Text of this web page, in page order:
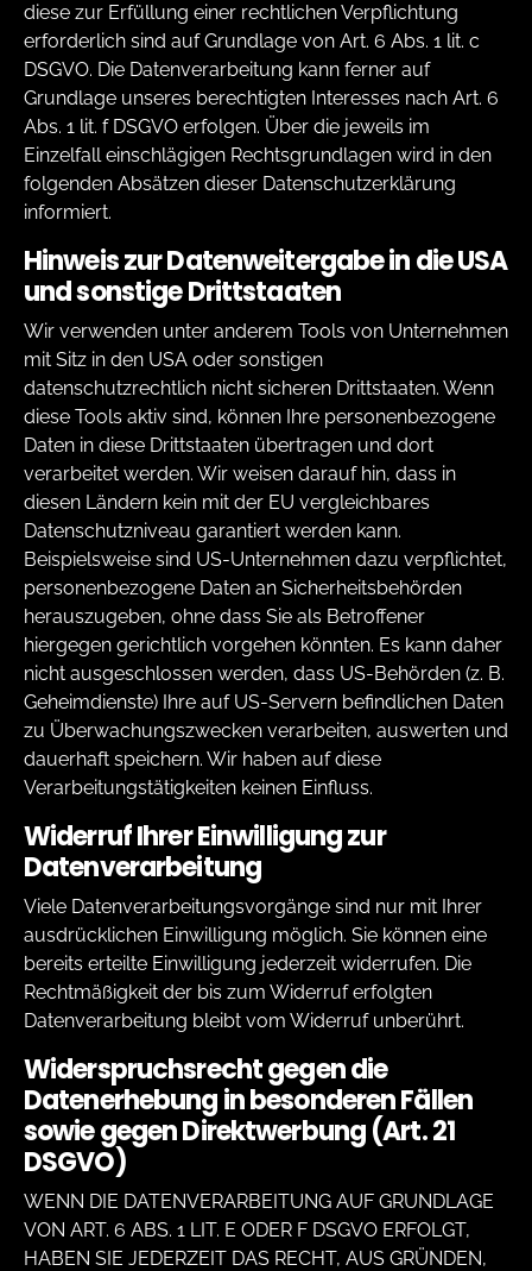
diese zur Erfüllung einer rechtlichen Verpflichtung
erforderlich sind auf Grundlage von Art. 6 Abs. 1 lit. c
DSGVO. Die Datenverarbeitung kann ferner auf
Grundlage unseres berechtigten Interesses nach Art. 6
Abs. 1 lit. f DSGVO erfolgen. Über die jeweils im
Einzelfall einschlägigen Rechtsgrundlagen wird in den
folgenden Absätzen dieser Datenschutzerklärung
informiert.
Hinweis zur Datenweitergabe in die USA
und sonstige Drittstaaten
Wir verwenden unter anderem Tools von Unternehmen
mit Sitz in den USA oder sonstigen
datenschutzrechtlich nicht sicheren Drittstaaten. Wenn
diese Tools aktiv sind, können Ihre personenbezogene
Daten in diese Drittstaaten übertragen und dort
verarbeitet werden. Wir weisen darauf hin, dass in
diesen Ländern kein mit der EU vergleichbares
Datenschutzniveau garantiert werden kann.
Beispielsweise sind US-Unternehmen dazu verpflichtet,
personenbezogene Daten an Sicherheitsbehörden
herauszugeben, ohne dass Sie als Betroffener
hiergegen gerichtlich vorgehen könnten. Es kann daher
nicht ausgeschlossen werden, dass US-Behörden (z. B.
Geheimdienste) Ihre auf US-Servern befindlichen Daten
zu Überwachungszwecken verarbeiten, auswerten und
dauerhaft speichern. Wir haben auf diese
Verarbeitungstätigkeiten keinen Einfluss.
Widerruf Ihrer Einwilligung zur
Datenverarbeitung
Viele Datenverarbeitungsvorgänge sind nur mit Ihrer
ausdrücklichen Einwilligung möglich. Sie können eine
bereits erteilte Einwilligung jederzeit widerrufen. Die
Rechtmäßigkeit der bis zum Widerruf erfolgten
Datenverarbeitung bleibt vom Widerruf unberührt.
Widerspruchsrecht gegen die
Datenerhebung in besonderen Fällen
sowie gegen Direktwerbung (Art. 21
DSGVO)
WENN DIE DATENVERARBEITUNG AUF GRUNDLAGE
VON ART. 6 ABS. 1 LIT. E ODER F DSGVO ERFOLGT,
HABEN SIE JEDERZEIT DAS RECHT, AUS GRÜNDEN,